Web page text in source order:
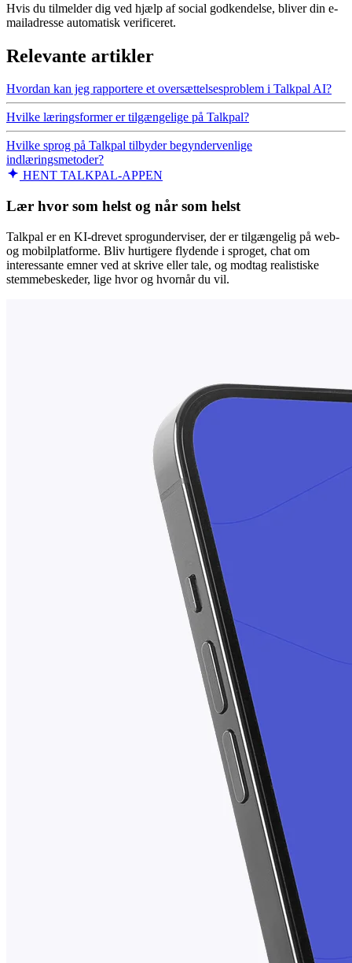
Hvis du tilmelder dig ved hjælp af social godkendelse, bliver din e-
mailadresse automatisk verificeret.
Relevante artikler
Hvordan kan jeg rapportere et oversættelsesproblem i Talkpal AI?
Hvilke læringsformer er tilgængelige på Talkpal?
Hvilke sprog på Talkpal tilbyder begyndervenlige
indlæringsmetoder?
HENT TALKPAL-APPEN
Lær hvor som helst og når som helst
Talkpal er en KI-drevet sprogunderviser, der er tilgængelig på web-
og mobilplatforme. Bliv hurtigere flydende i sproget, chat om
interessante emner ved at skrive eller tale, og modtag realistiske
stemmebeskeder, lige hvor og hvornår du vil.